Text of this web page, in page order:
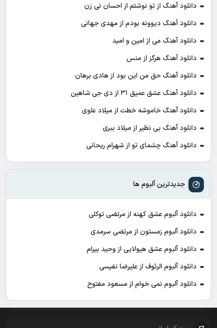
دانلود آهنگ از تو نوشتم از احسان نی زن
دانلود آهنگ دیوونه بودم از مهدی جهانی
دانلود آهنگ می از امین و امید
دانلود آهنگ هرگز از منس
دانلود آهنگ حق من این بود از هادی برهان
دانلود آهنگ عشق عمیق ۳۱ از دی جی شاهین
دانلود آهنگ خاموشه خطت از میلاد علوی
دانلود آهنگ بی نظیر از میلاد ببری
دانلود آهنگ چشمای تو از شهرام ریحانی
جدیدترین آلبوم ها
دانلود آلبوم عشق کهنه از مرتضی توکلی
دانلود آلبوم زمستون از مرتضی سرمدی
دانلود آلبوم عشق هیولایی از وحید بیرام
دانلود آلبوم الرئوف از علیرضا نفیسی
دانلود آلبوم نمی خوام از مسعود مفتوح